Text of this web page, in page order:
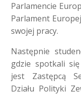
Parlamencie
Parlament
swojej pracy.
Następnie
gdzie spotkali
jest Zastępcą
Działu Polityki